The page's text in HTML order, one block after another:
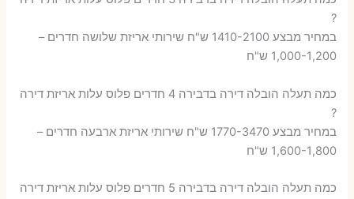
?
במחיר מבצע 1410-2100 ש"ח שירותי אריזת שלושה חדרים –
1,000-1,200 ש"ח
כמה תעלה הובלה דירה בדבירה 4 חדרים פלוס עלות אריזת דירה
?
במחיר מבצע 1770-3470 ש"ח שירותי אריזת ארבעה חדרים –
1,600-1,800 ש"ח
כמה תעלה הובלה דירה בדבירה 5 חדרים פלוס עלות אריזת דירה